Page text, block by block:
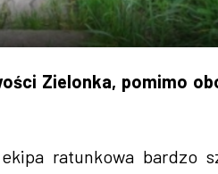
Zielonka, pomimo
ratunkowa bardzo